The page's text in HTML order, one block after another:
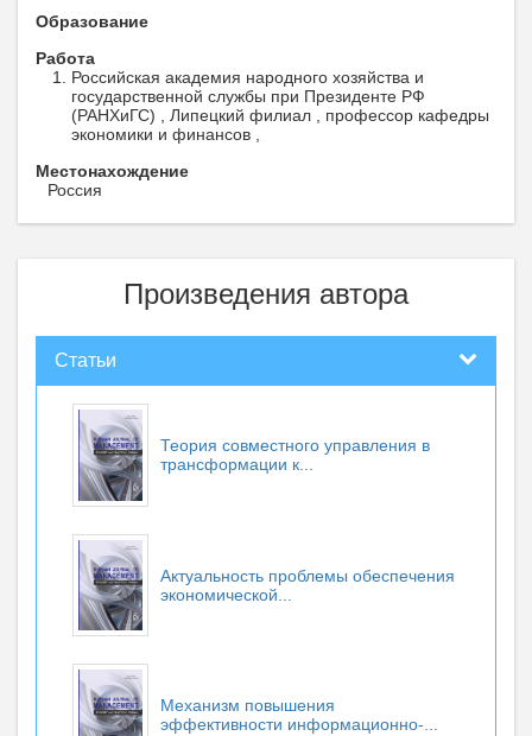
Образование
Работа
Российская академия народного хозяйства и
государственной службы при Президенте РФ
(РАНХиГС) , Липецкий филиал , профессор кафедры
экономики и финансов ,
Местонахождение
Россия
Произведения автора
Статьи
Теория совместного управления в
трансформации к...
Актуальность проблемы обеспечения
экономической...
Механизм повышения
эффективности информационно-...